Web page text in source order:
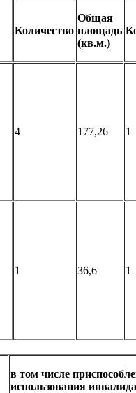
Количество
Общая
площадь
(кв.м.)
4 177,26 1
1 36,6 1
в том числе
использования